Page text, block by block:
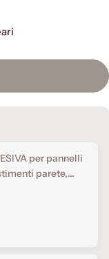
2,10 metri
barra da 2,10
per pannelli
parete,